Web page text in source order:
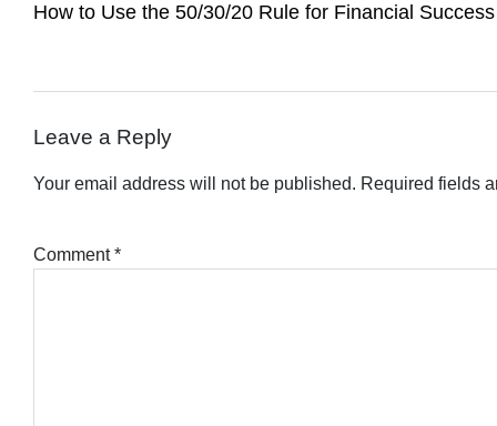
navigation
How to Use the 50/30/20 Rule for Financial Success
Leave a Reply
Your email address will not be published. Required fields
Comment*